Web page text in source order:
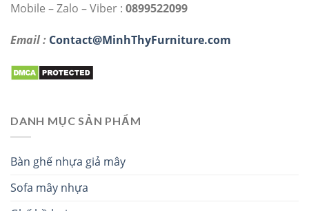
Mobile – Zalo – Viber : 0899522099
Email : Contact@MinhThyFurniture.com
DANH MỤC SẢN PHẨM
Bàn ghế nhựa giả mây
Sofa mây nhựa